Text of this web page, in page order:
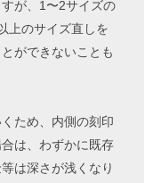
が、1〜2サイズの
上のサイズ直しを
ができないことも
ため、内側の刻印
は、わずかに既存
は深さが浅くなり